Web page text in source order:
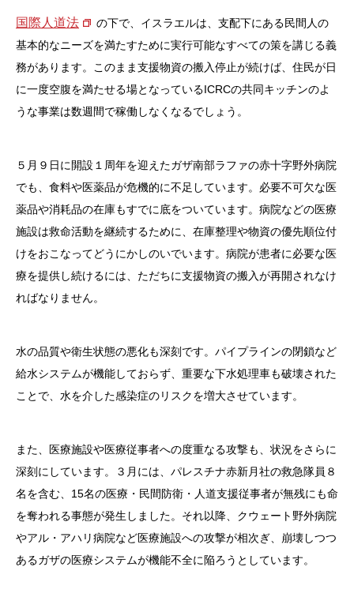
国際人道法
の下で、イスラエルは、支配下にある民間人の
基本的なニーズを満たすために実行可能なすべての策を講じる義
務があります。このまま支援物資の搬入停止が続けば、住民が日
に一度空腹を満たせる場となっているICRCの共同キッチンのよ
うな事業は数週間で稼働しなくなるでしょう。
５月９日に開設１周年を迎えたガザ南部ラファの赤十字野外病院
でも、食料や医薬品が危機的に不足しています。必要不可欠な医
薬品や消耗品の在庫もすでに底をついています。病院などの医療
施設は救命活動を継続するために、在庫整理や物資の優先順位付
けをおこなってどうにかしのいでいます。病院が患者に必要な医
療を提供し続けるには、ただちに支援物資の搬入が再開されなけ
ればなりません。
水の品質や衛生状態の悪化も深刻です。パイプラインの閉鎖など
給水システムが機能しておらず、重要な下水処理車も破壊された
ことで、水を介した感染症のリスクを増大させています。
また、医療施設や医療従事者への度重なる攻撃も、状況をさらに
深刻にしています。３月には、パレスチナ赤新月社の救急隊員８
名を含む、15名の医療・民間防衛・人道支援従事者が無残にも命
を奪われる事態が発生しました。それ以降、クウェート野外病院
やアル・アハリ病院など医療施設への攻撃が相次ぎ、崩壊しつつ
あるガザの医療システムが機能不全に陥ろうとしています。